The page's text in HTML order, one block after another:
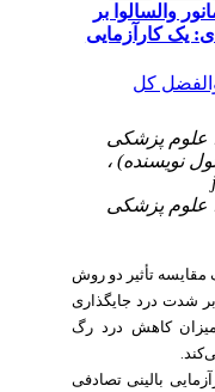
والسالوا بر
یک کارآزمایی
کل
پزشکی
نویسنده) ،
پزشکی
تأثیر دو روش
شدت درد جایگذاری
کاهش درد رگ
.
بالینی تصادفی